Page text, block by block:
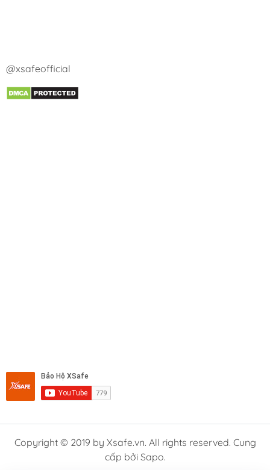
@xsafeofficial
Copyright © 2019 by Xsafe.vn. All rights reserved. Cung
cấp bởi Sapo.